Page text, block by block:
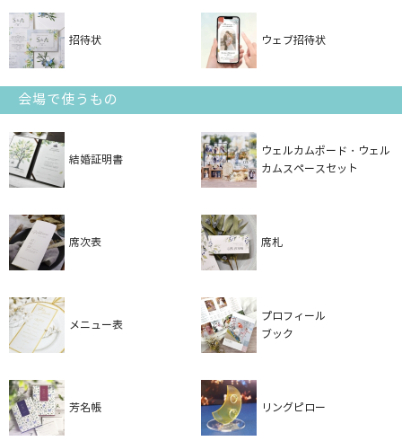
招待状 ウェブ招待状
会場で使うもの
結婚証明書
ウェルカムボード・ウェル
カムスペースセット
席次表 席札
メニュー表
プロフィール
ブック
芳名帳 リングピロー